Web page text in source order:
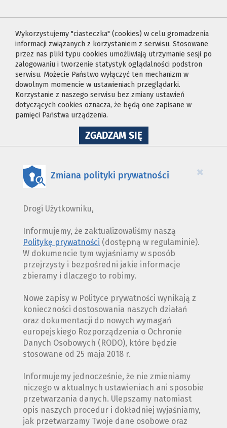
Wykorzystujemy "ciasteczka" (cookies) w celu gromadzenia
informacji związanych z korzystaniem z serwisu. Stosowane
przez nas pliki typu cookies umożliwiają utrzymanie sesji po
zalogowaniu i tworzenie statystyk oglądalności podstron
serwisu. Możecie Państwo wyłączyć ten mechanizm w
dowolnym momencie w ustawieniach przeglądarki.
Korzystanie z naszego serwisu bez zmiany ustawień
dotyczących cookies oznacza, że będą one zapisane w
pamięci Państwa urządzenia.
ZGADZAM SIĘNA
WYKORZYSTANIE
×
Zmiana polityki prywatności
Drogi Użytkowniku,
Informujemy, że zaktualizowaliśmy naszą
Politykę prywatności (dostępną w regulaminie).
W dokumencie tym wyjaśniamy w sposób
przejrzysty i bezpośredni jakie informacje
zbieramy i dlaczego to robimy.
Nowe zapisy w Polityce prywatności wynikają z
konieczności dostosowania naszych działań
oraz dokumentacji do nowych wymagań
europejskiego Rozporządzenia o Ochronie
Danych Osobowych (RODO), które będzie
stosowane od 25 maja 2018 r.
Informujemy jednocześnie, że nie zmieniamy
niczego w aktualnych ustawieniach ani sposobie
przetwarzania danych. Ulepszamy natomiast
opis naszych procedur i dokładniej wyjaśniamy,
jak przetwarzamy Twoje dane osobowe oraz